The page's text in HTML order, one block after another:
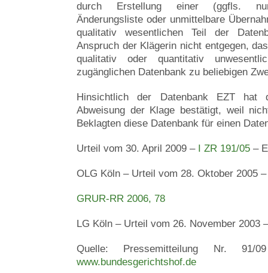
durch Erstellung einer (ggfls. nur
Änderungsliste oder unmittelbare
qualitativ wesentlichen Teil der
Anspruch der Klägerin nicht entgegen,
qualitativ oder quantitativ
zugänglichen Datenbank zu beliebigen
Hinsichtlich der Datenbank EZT hat
Abweisung der Klage bestätigt, weil
Beklagten diese Datenbank für einen
Urteil vom 30. April 2009 – I ZR 191/05 –
OLG Köln – Urteil vom 28. Oktober 2005
GRUR-RR 2006, 78
LG Köln – Urteil vom 26. November 2003
Quelle: Pressemitteilung Nr. 91/
www.bundesgerichtshof.de